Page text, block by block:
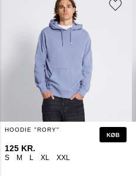
S M L XL XXL
HOODIE "RORY"
125 KR.
KØB